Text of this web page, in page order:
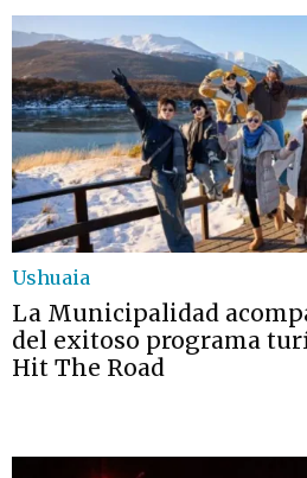
Ushuaia
La Municipalidad
del exitoso programa
Hit The Road